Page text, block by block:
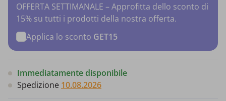
OFFERTA SETTIMANALE – Approfitta dello sconto di
15% su tutti i prodotti della nostra offerta.
Applica lo sconto GET15
Immediatamente disponibile
Spedizione 10.08.2026